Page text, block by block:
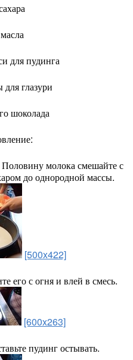
для пудинга
глазури
шоколада
молока смешайте с
до однородной массы.
[500x422]
его с огня и влей в смесь.
[600x263]
пудинг остывать.